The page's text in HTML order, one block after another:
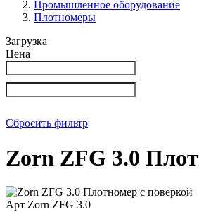
Промышленное оборудование
Плотномеры
Загрузка
Цена
Сбросить фильтр
Zorn ZFG 3.0
Арт Zorn ZFG 3.0